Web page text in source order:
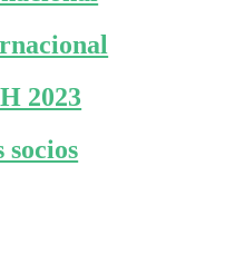
2023
socios